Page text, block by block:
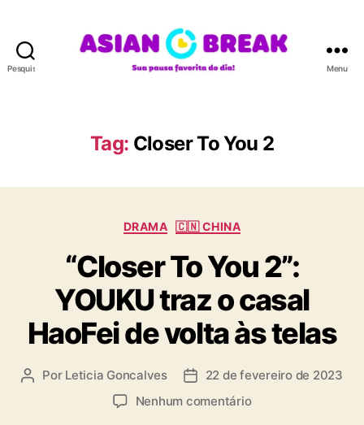
Pesquisar
A
N
R
A
Menu
Tag: Closer To You 2
C
t
e
g
o
r
i
a
s
DRAMA 🇨🇳 CHINA
“Closer To You 2”:
YOUKU traz o casal
HaoFei de volta às telas
A Por Leticia Goncalves
D 22 de fevereiro de 2023
Nenhum comentárioe